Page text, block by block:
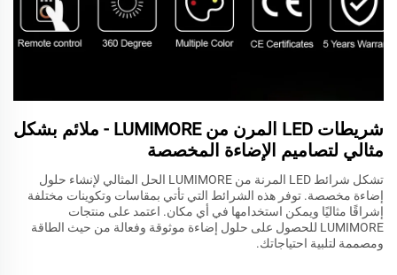
شريطات LED المرن من LUMIMORE - ملائم بشكل
مثالي لتصاميم الإضاءة المخصصة
تشكل شرائط LED المرنة من LUMIMORE الحل المثالي لإنشاء حلول
إضاءة مخصصة. توفر هذه الشرائط التي تأتي بمقاسات وتكوينات مختلفة
إشراقًا مثاليًا ويمكن استخدامها في أي مكان. اعتمد على منتجات
LUMIMORE للحصول على حلول إضاءة موثوقة وفعالة من حيث الطاقة
ومصممة لتلبية احتياجاتك.